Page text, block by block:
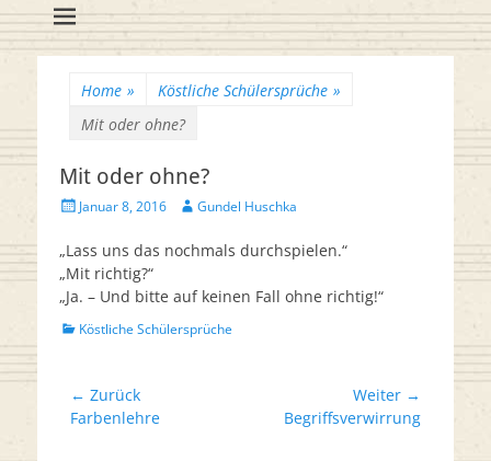
Flötenreihe
Huschka-Bähr
Suche
nach:
Home » Köstliche Schülersprüche »
Mit oder ohne?
Mit oder ohne?
Veröffentlicht
Januar 8, 2016 AutorGundel Huschka
„Lass uns das nochmals durchspielen.“
„Mit richtig?“
„Ja. – Und bitte auf keinen Fall ohne richtig!“
Kategorien
Köstliche Schülersprüche
Beitrags-
Navigation
← Zurück
Vorheriger
Farbenlehre
Weiter →
NächsterBegriffsverwirrung